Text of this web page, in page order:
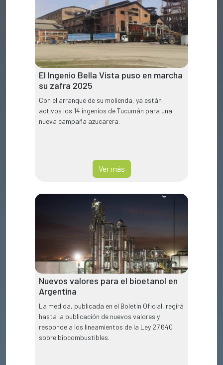
El Ingenio Bella Vista puso en marcha
su zafra 2025
Con el arranque de su molienda, ya están
activos los 14 ingenios de Tucumán para una
nueva campaña azucarera.
Ver más
Nuevos valores para el bioetanol en
Argentina
La medida, publicada en el Boletín Oficial, regirá
hasta la publicación de nuevos valores y
responde a los lineamientos de la Ley 27.640
sobre biocombustibles.